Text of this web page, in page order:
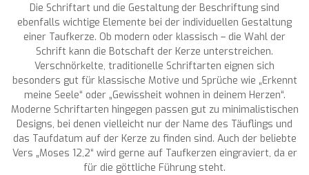
Die Schriftart und die Gestaltung der Beschriftung sind
ebenfalls wichtige Elemente bei der individuellen Gestaltung
einer Taufkerze. Ob modern oder klassisch – die Wahl der
Schrift kann die Botschaft der Kerze unterstreichen.
Verschnörkelte, traditionelle Schriftarten eignen sich
besonders gut für klassische Motive und Sprüche wie „Erkennt
meine Seele“ oder „Gewissheit wohnen in deinem Herzen“.
Moderne Schriftarten hingegen passen gut zu minimalistischen
Designs, bei denen vielleicht nur der Name des Täuflings und
das Taufdatum auf der Kerze zu finden sind. Auch der beliebte
Vers „Moses 12,2“ wird gerne auf Taufkerzen eingraviert, da er
für die göttliche Führung steht.